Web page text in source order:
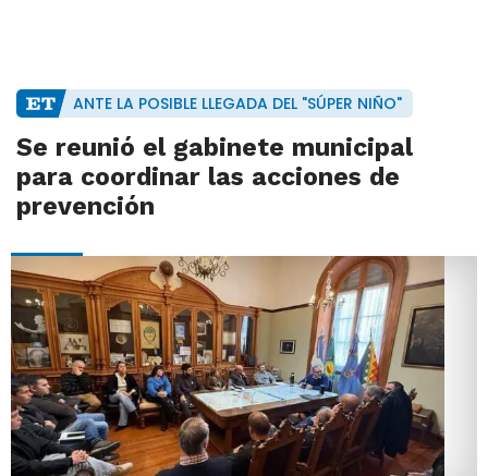
ANTE LA POSIBLE LLEGADA DEL "SÚPER NIÑO"
Se reunió el gabinete municipal
para coordinar las acciones de
prevención